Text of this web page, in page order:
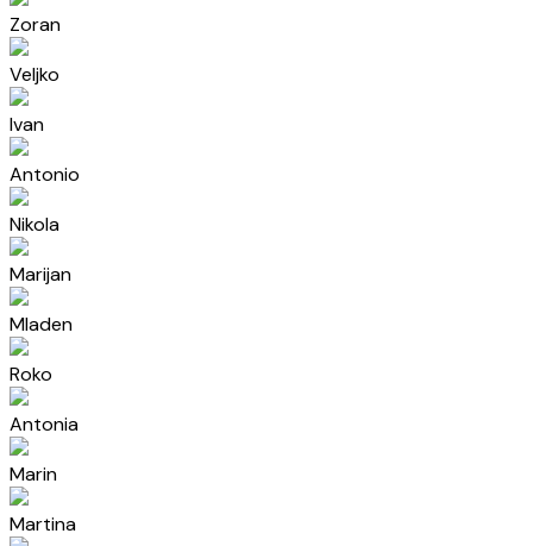
Zoran
Veljko
Ivan
Antonio
Nikola
Marijan
Mladen
Roko
Antonia
Marin
Martina